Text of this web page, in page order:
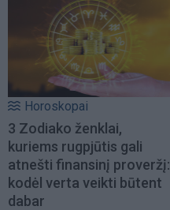
Horoskopai
3 Zodiako ženklai,
kuriems rugpjūtis gali
atnešti finansinį proveržį:
kodėl verta veikti būtent
dabar